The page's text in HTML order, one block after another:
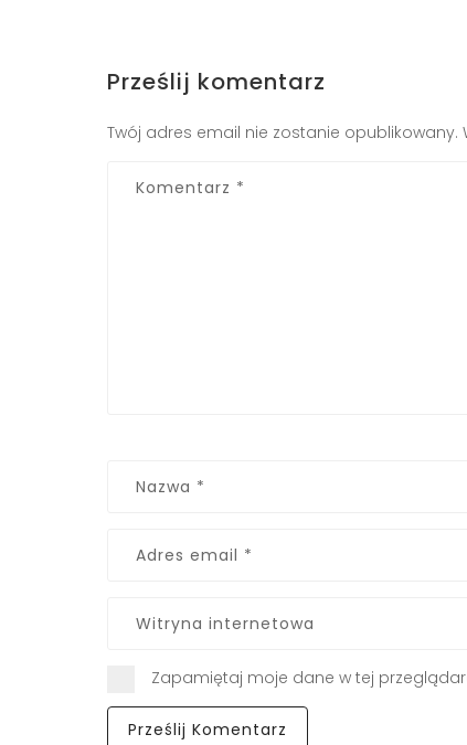
Prześlij komentarz
Twój adres email nie zostanie opublikowany.
Zapamiętaj moje dane w tej